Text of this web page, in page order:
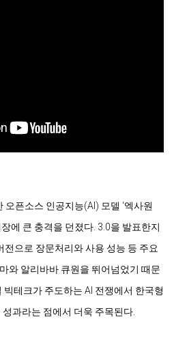
오픈소스 인공지능(AI) 모델 ‘엑사원
에 큰 충격을 던졌다. 3.0을 발표한지
으로 장문처리와 사용 성능 등 주요
와 알리바바 큐원을 뛰어넘었기 때문
빅테크가 주도하는 AI 전쟁에서 한국형
과라는 점에서 더욱 주목된다.